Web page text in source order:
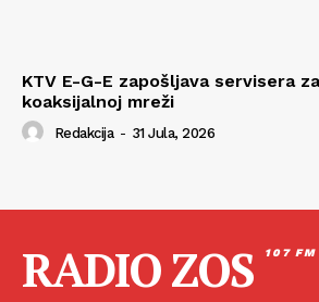
KTV E-G-E zapošljava servisera
koaksijalnoj mreži
Redakcija - 31 Jula, 2026
RADIO ZOS 107 FM